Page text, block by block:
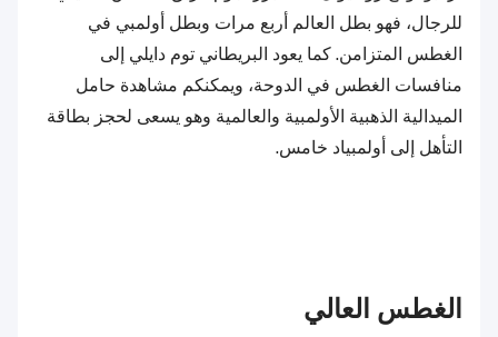
للرجال، فهو بطل العالم أربع مرات وبطل أولمبي في
الغطس المتزامن. كما يعود البريطاني توم دايلي إلى
منافسات الغطس في الدوحة، ويمكنكم مشاهدة حامل
الميدالية الذهبية الأولمبية والعالمية وهو يسعى لحجز بطاقة
التأهل إلى أولمبياد خامس.
الغطس العالي